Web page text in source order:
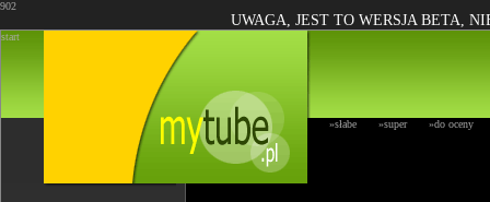
902
UWAGA, JEST TO WERSJA BETA,
start
»słabe »super »do oceny